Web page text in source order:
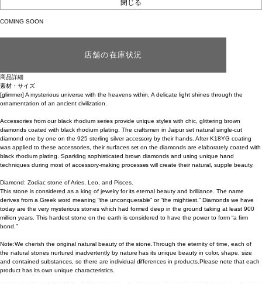
COMING SOON
店舗の在庫状況
商品詳細
素材・サイズ
[glimmer] A mysterious universe with the heavens within. A delicate light shines through the
ornamentation of an ancient civilization.
Accessories from our black rhodium series provide unique styles with chic, glittering brown
diamonds coated with black rhodium plating. The craftsmen in Jaipur set natural single-cut
diamond one by one on the 925 sterling silver accessory by their hands. After K18YG coating
was applied to these accessories, their surfaces set on the diamonds are elaborately coated with
black rhodium plating. Sparkling sophisticated brown diamonds and using unique hand
techniques during most of accessory-making processes will create their natural, supple beauty.
Diamond: Zodiac stone of Aries, Leo, and Pisces.
This stone is considered as a king of jewelry for its eternal beauty and brilliance. The name
derives from a Greek word meaning “the unconquerable” or “the mightiest.” Diamonds we have
today are the very mysterious stones which had formed deep in the ground taking at least 900
million years. This hardest stone on the earth is considered to have the power to form “a firm
bond.”
Note:We cherish the original natural beauty of the stone.Through the eternity of time, each of
the natural stones nurtured inadvertently by nature has its unique beauty in color, shape, size
and contained substances, so there are individual differences in products.Please note that each
product has its own unique characteristics.